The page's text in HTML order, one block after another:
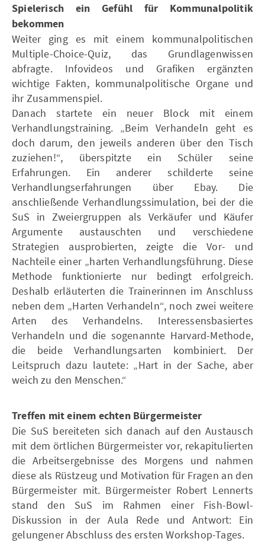
Spielerisch ein Gefühl für Kommunalpolitik
bekommen
Weiter ging es mit einem kommunalpolitischen
Multiple-Choice-Quiz, das Grundlagenwissen
abfragte. Infovideos und Grafiken ergänzten
wichtige Fakten, kommunalpolitische Organe und
ihr Zusammenspiel.
Danach startete ein neuer Block mit einem
Verhandlungstraining. „Beim Verhandeln geht es
doch darum, den jeweils anderen über den Tisch
zuziehen!“, überspitzte ein Schüler seine
Erfahrungen. Ein anderer schilderte seine
Verhandlungserfahrungen über Ebay. Die
anschließende Verhandlungssimulation, bei der die
SuS in Zweiergruppen als Verkäufer und Käufer
Argumente austauschten und verschiedene
Strategien ausprobierten, zeigte die Vor- und
Nachteile einer „harten Verhandlungsführung. Diese
Methode funktionierte nur bedingt erfolgreich.
Deshalb erläuterten die Trainerinnen im Anschluss
neben dem „Harten Verhandeln“, noch zwei weitere
Arten des Verhandelns. Interessensbasiertes
Verhandeln und die sogenannte Harvard-Methode,
die beide Verhandlungsarten kombiniert. Der
Leitspruch dazu lautete: „Hart in der Sache, aber
weich zu den Menschen.“
Treffen mit einem echten Bürgermeister
Die SuS bereiteten sich danach auf den Austausch
mit dem örtlichen Bürgermeister vor, rekapitulierten
die Arbeitsergebnisse des Morgens und nahmen
diese als Rüstzeug und Motivation für Fragen an den
Bürgermeister mit. Bürgermeister Robert Lennerts
stand den SuS im Rahmen einer Fish-Bowl-
Diskussion in der Aula Rede und Antwort: Ein
gelungener Abschluss des ersten Workshop-Tages.